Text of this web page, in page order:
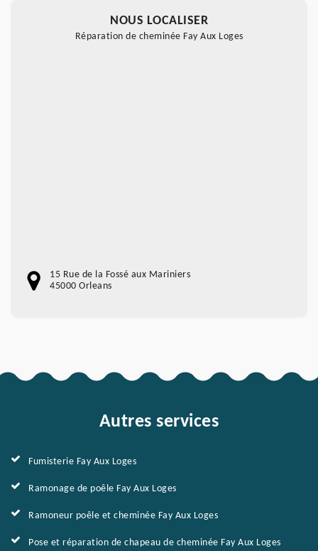
NOUS LOCALISER
Réparation de cheminée Fay Aux Loges
15 Rue de la Fossé aux Mariniers
45000 Orleans
Autres services
Fumisterie Fay Aux Loges
Ramonage de poêle Fay Aux Loges
Ramoneur poêle et cheminée Fay Aux Loges
Pose et réparation de chapeau de cheminée Fay Aux Loges